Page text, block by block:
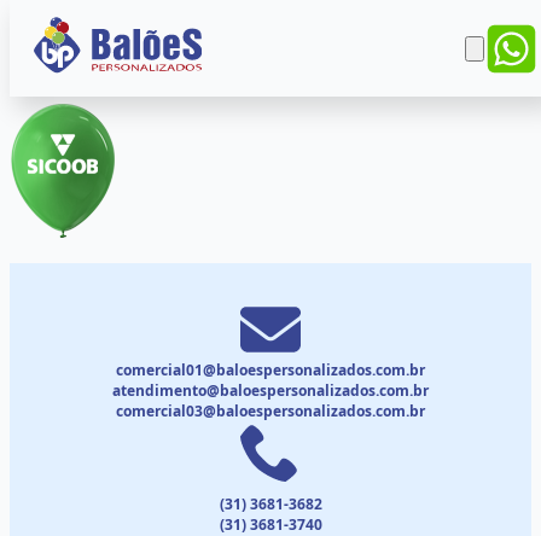
comercial01@baloespersonalizados.com.br
atendimento@baloespersonalizados.com.br
comercial03@baloespersonalizados.com.br
(31) 3681-3682
(31) 3681-3740